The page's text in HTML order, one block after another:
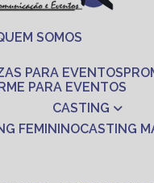
QUEM SOMOS
PARA EVENTOS
PARA EVENTOS
CASTING
FEMININO CASTING